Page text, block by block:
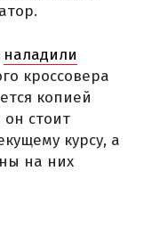
наладили
кроссовера
копией
он стоит
курсу, а
на них